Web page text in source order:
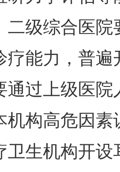
二级综合医
疗能力，普
通过上级医
机构高危因
卫生机构开